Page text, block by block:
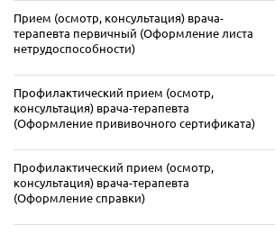
Прием (осмотр, консультация) врача-
терапевта первичный (Оформление листа
нетрудоспособности)
Профилактический прием (осмотр,
консультация) врача-терапевта
(Оформление прививочного сертификата)
Профилактический прием (осмотр,
консультация) врача-терапевта
(Оформление справки)